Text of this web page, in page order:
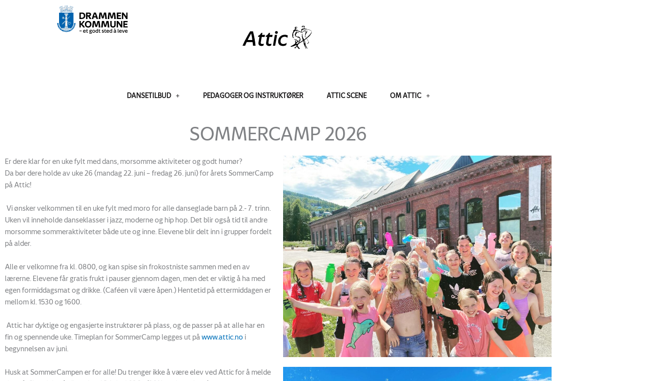
DANSETILBUD PEDAGOGER OG INSTRUKTØRER ATTIC SCENE OM ATTIC
SOMMERCAMP 2026
Er dere klar for en uke fylt med dans, morsomme aktiviteter og godt humør?
Da bør dere holde av uke 26 (mandag 22. juni – fredag 26. juni) for årets SommerCamp
på Attic!
Vi ønsker velkommen til en uke fylt med moro for alledanseglade barn på 2.- 7. trinn.
Uken vil inneholde danseklasser i jazz, moderne og hip hop. Det blir også tid til andre
morsomme sommeraktiviteter både ute og inne. Elevene blir delt inn i grupper fordelt
på alder.
Alle er velkomne fra kl. 0800, og kan spise sin frokostniste sammen med en av
lærerne. Elevene får gratis frukt i pauser gjennom dagen, men det er viktig å ha med
egen formiddagsmat og drikke. (Caféen vil være åpen.) Hentetid på ettermiddagen er
mellom kl. 1530 og 1600.
Attic har dyktige og engasjerte instruktører på plass, ogde passer på at alle har en
fin og spennende uke. Timeplan for SommerCamp legges ut på www.attic.no i
begynnelsen av juni.
Husk at SommerCampen er for alle! Du trenger ikke å væreelev ved Attic for å melde